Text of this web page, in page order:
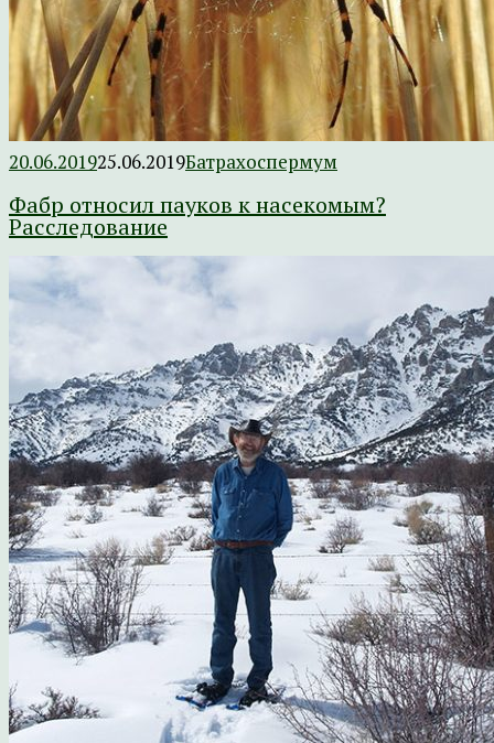
20.06.201925.06.2019Батрахоспермум
Фабр относил пауков к насекомым?
Расследование